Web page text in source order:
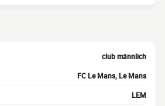
club männlich
FC Le Mans, Le Mans
LEM